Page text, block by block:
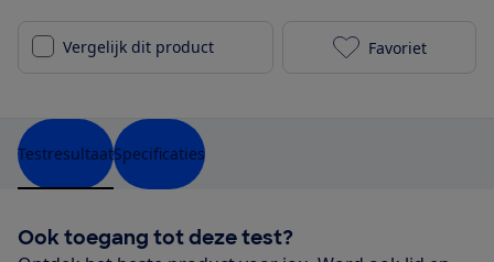
Vergelijk dit product Harman
Favoriet
TestresultaatSpecificaties
Ook toegang tot deze test?